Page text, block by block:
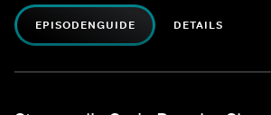
EPISODENGUIDE DETAILS